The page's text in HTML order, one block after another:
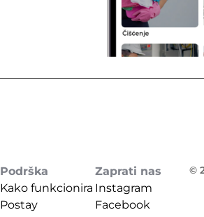
Podrška
Kako funkcionira
Postay
Zaprati nas
Instagram
Facebook
©